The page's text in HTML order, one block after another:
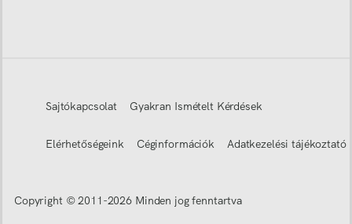
Sajtókapcsolat Gyakran Ismételt Kérdések
Elérhetőségeink Céginformációk Adatkezelési tájékoztató
Copyright © 2011-2026 Minden jog fenntartva